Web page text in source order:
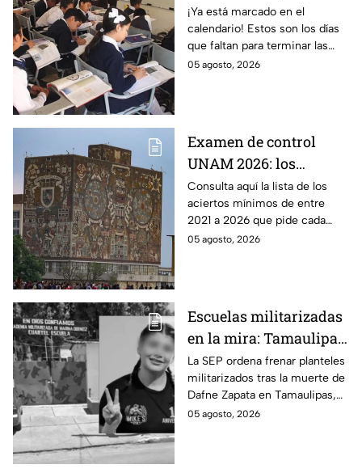
quedan de las
vacaciones de verano
antes del regreso a
clases
¡Ya está marcado en el
calendario! Estos son los días
que faltan para terminar las
vacaciones de verano y que dé
05 agosto, 2026
Examen de control
UNAM 2026: los
aciertos mínimos que
pide cada carrera y
sede para ser
convocado
Consulta aquí la lista de los
aciertos mínimos de entre
2021 a 2026 que pide cada
carrera para ser convocado al
05 agosto, 2026
Escuelas militarizadas
en la mira: Tamaulipas
acata cierre de
planteles tras el caso
Dafne Zapata; otros
estados defienden su
La SEP ordena frenar planteles
militarizados tras la muerte de
Dafne Zapata en Tamaulipas,
generando el cierre de cinco
05 agosto, 2026